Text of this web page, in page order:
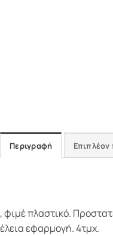
Περιγραφή
πλαστικό.
εφαρμογή. 4τμχ.